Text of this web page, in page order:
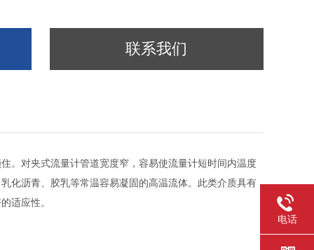
联系我们
。对夹式流量计管道宽度窄，容易使流量计短时间内温度
化沥青、胶乳等常温容易凝固的高温流体。此类介质具有
适应性。
电话